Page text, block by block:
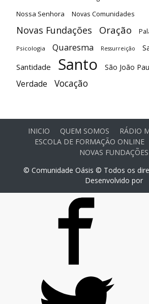
Nossa Senhora Novas Comunidades
Novas Fundações Oração
Psicologia Quaresma Ressurreição
Santidade Santo São João
Verdade Vocação
INICIO QUEM SOMOS
RÁDIO
ESCOLA DE FORMAÇÃO ONLINE
NOVAS FUNDAÇÕES
© Comunidade Oásis © Todos os
Desenvolvido por